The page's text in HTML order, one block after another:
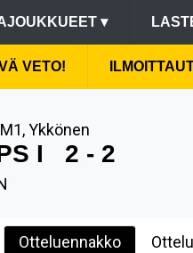
▾
VETO!
Ykkönen
I 2 - 2
Otteluennakko